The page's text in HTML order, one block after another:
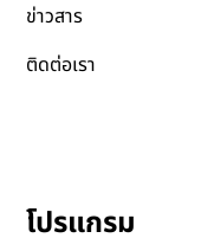
ข่าวสาร
ติดต่อเรา
โปรแกรม